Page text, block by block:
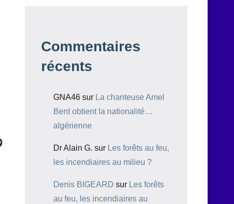
Commentaires
récents
GNA46 sur La chanteuse Amel
Bent obtient la nationalité…
algérienne
Dr Alain G. sur Les forêts au feu,
les incendiaires au milieu ?
Denis BIGEARD sur Les forêts
au feu, les incendiaires au